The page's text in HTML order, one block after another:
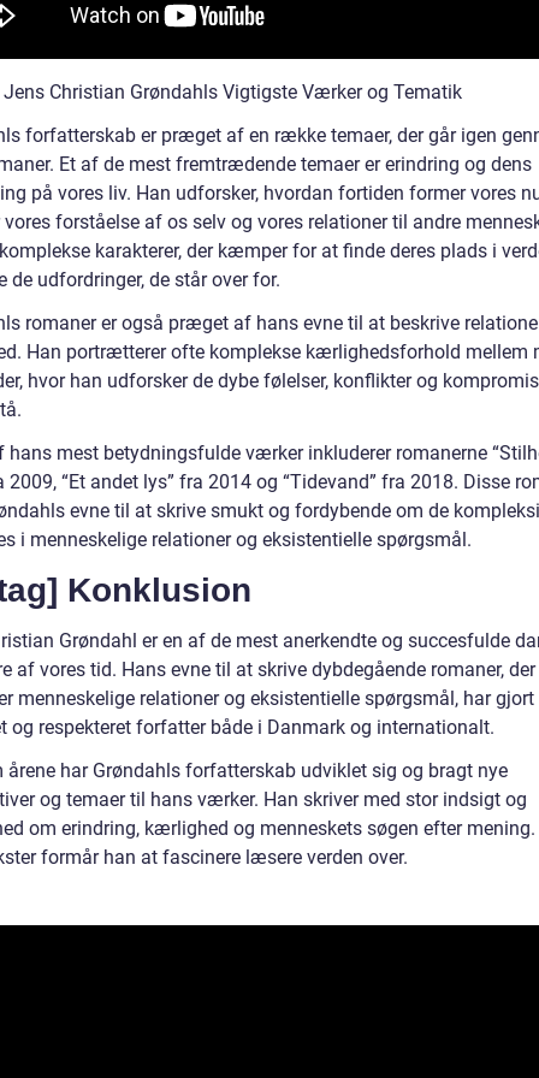
Jens Christian Grøndahls Vigtigste Værker og Tematik
forfatterskab er præget af en række temaer, der går igen
Et af de mest fremtrædende temaer er erindring og dens
på vores liv. Han udforsker, hvordan fortiden former vores
forståelse af os selv og vores relationer til andre
karakterer, der kæmper for at finde deres plads i
de udfordringer, de står over for.
romaner er også præget af hans evne til at beskrive
Han portrætterer ofte komplekse kærlighedsforhold mellem
hvor han udforsker de dybe følelser, konflikter og
hans mest betydningsfulde værker inkluderer romanerne
2009, “Et andet lys” fra 2014 og “Tidevand” fra 2018. Disse
evne til at skrive smukt og fordybende om de
i menneskelige relationer og eksistentielle spørgsmål.
Konklusion
Grøndahl er en af de mest anerkendte og succesfulde
af vores tid. Hans evne til at skrive dybdegående romaner, der
menneskelige relationer og eksistentielle spørgsmål, har
og respekteret forfatter både i Danmark og internationalt.
årene har Grøndahls forfatterskab udviklet sig og bragt nye
og temaer til hans værker. Han skriver med stor indsigt og
om erindring, kærlighed og menneskets søgen efter
formår han at fascinere læsere verden over.